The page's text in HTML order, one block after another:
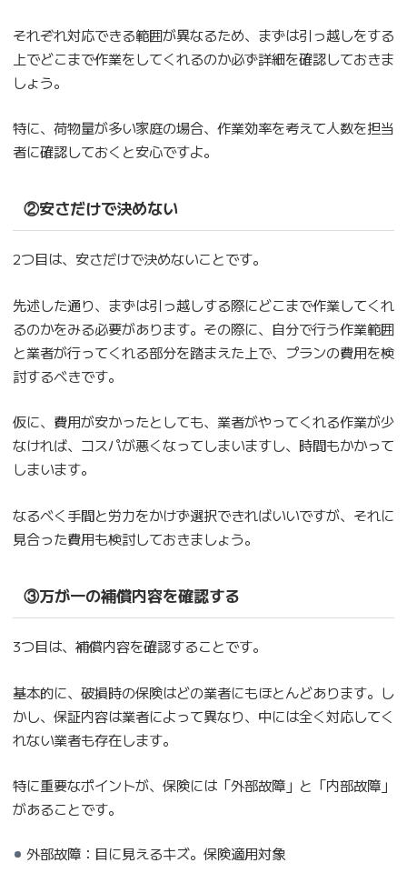
それぞれ対応できる範囲が異なるため、まずは引っ越しをする
上でどこまで作業をしてくれるのか必ず詳細を確認しておきま
しょう。
特に、荷物量が多い家庭の場合、作業効率を考えて人数を担当
者に確認しておくと安心ですよ。
②安さだけで決めない
2つ目は、安さだけで決めないことです。
先述した通り、まずは引っ越しする際にどこまで作業してくれ
るのかをみる必要があります。その際に、自分で行う作業範囲
と業者が行ってくれる部分を踏まえた上で、プランの費用を検
討するべきです。
仮に、費用が安かったとしても、業者がやってくれる作業が少
なければ、コスパが悪くなってしまいますし、時間もかかって
しまいます。
なるべく手間と労力をかけず選択できればいいですが、それに
見合った費用も検討しておきましょう。
③万が一の補償内容を確認する
3つ目は、補償内容を確認することです。
基本的に、破損時の保険はどの業者にもほとんどあります。し
かし、保証内容は業者によって異なり、中には全く対応してく
れない業者も存在します。
特に重要なポイントが、保険には「外部故障」と「内部故障」
があることです。
外部故障：目に見えるキズ。保険適用対象